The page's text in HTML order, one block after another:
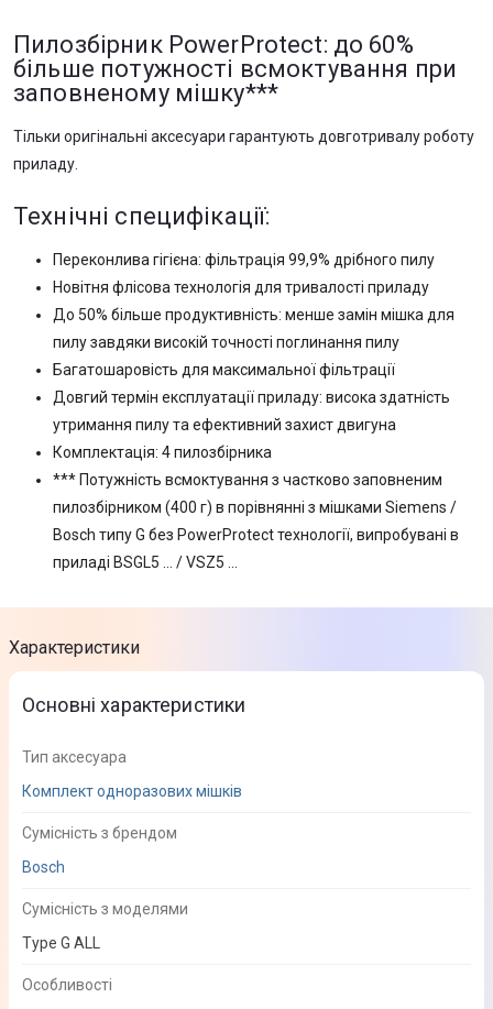
Пилозбірник PowerProtect: до 60%
більше потужності всмоктування при
заповненому мішку***
Тільки оригінальні аксесуари гарантують довготривалу роботу
приладу.
Технічні специфікації:
Переконлива гігієна: фільтрація 99,9% дрібного пилу
Новітня флісова технологія для тривалості приладу
До 50% більше продуктивність: менше замін мішка для
пилу завдяки високій точності поглинання пилу
Багатошаровість для максимальної фільтрації
Довгий термін експлуатації приладу: висока здатність
утримання пилу та ефективний захист двигуна
Комплектація: 4 пилозбірника
*** Потужність всмоктування з частково заповненим
пилозбірником (400 г) в порівнянні з мішками Siemens /
Bosch типу G без PowerProtect технології, випробувані в
приладі BSGL5 ... / VSZ5 ...
Характеристики
Основні характеристики
Тип аксесуара
Комплект одноразових мішків
Сумісність з брендом
Bosch
Сумісність з моделями
Type G ALL
Особливості